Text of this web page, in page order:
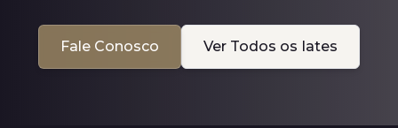
Fale Conosco Ver Todos os Iates